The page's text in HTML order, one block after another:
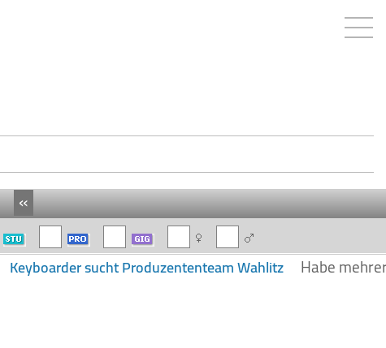
«
Keyboarder sucht Produzententeam Wahlitz Habe